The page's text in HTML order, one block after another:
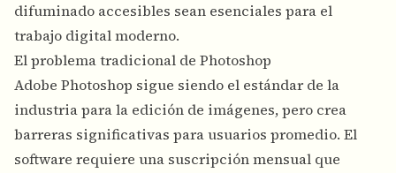
difuminado accesibles sean esenciales para el
trabajo digital moderno.
El problema tradicional de Photoshop
Adobe Photoshop sigue siendo el estándar de la
industria para la edición de imágenes, pero crea
barreras significativas para usuarios promedio. El
software requiere una suscripción mensual que